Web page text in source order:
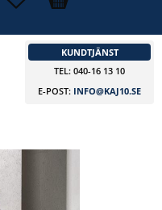
KUNDTJÄNST
TEL: 040-16 13 10
E-POST: INFO@KAJ10.SE